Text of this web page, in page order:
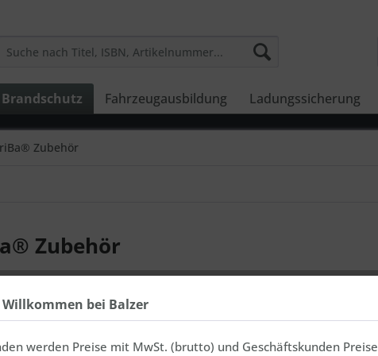
Brandschutz Fahrzeugausbildung Ladungssicherung
Zubehör
Zubehör
KriBa® Spraydosen
bei Balzer
werden Preise mit MwSt. (brutto) und Geschäftskunden Preise